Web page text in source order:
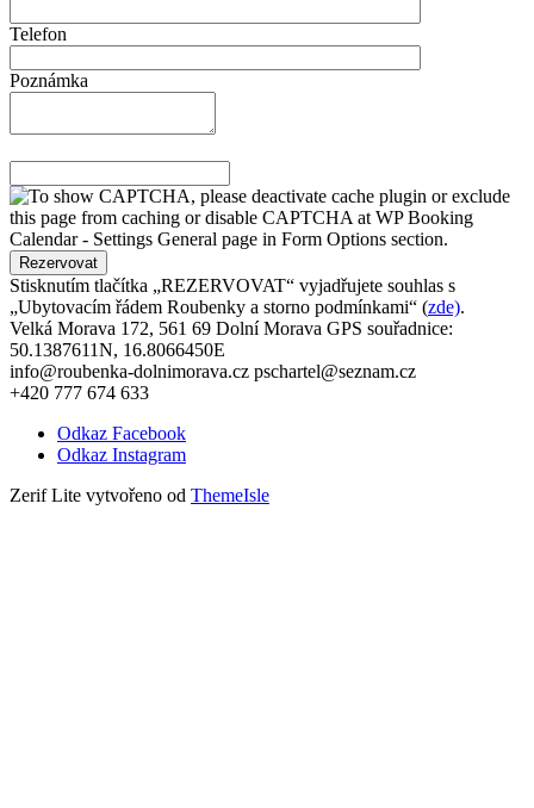
Telefon
Poznámka
Stisknutím tlačítka „REZERVOVAT“ vyjadřujete souhlas s
„Ubytovacím řádem Roubenky a storno podmínkami“ (zde).
Velká Morava 172, 561 69 Dolní Morava GPS souřadnice:
50.1387611N, 16.8066450E
info@roubenka-dolnimorava.cz pschartel@seznam.cz
+420 777 674 633
Odkaz Facebook
Odkaz Instagram
Zerif Lite vytvořeno od ThemeIsle